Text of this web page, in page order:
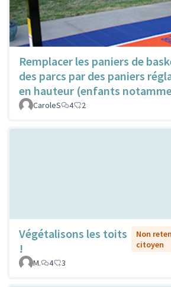
Remplacer les paniers de
des parcs par des paniers
en hauteur (enfants
CaroleS 4 2
Végétalisons les toits
!
Non
citoyen
M.
4 3